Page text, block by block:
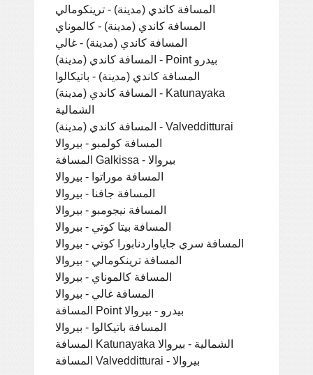
المسافة كاندي (مدينة) - ترينكومالي
المسافة كاندي (مدينة) - كالموناي
المسافة كاندي (مدينة) - غالي
المسافة كاندي (مدينة) - Point بيدرو
المسافة كاندي (مدينة) - باتيكالوا
المسافة كاندي (مدينة) - Katunayaka
الشمالية
المسافة كاندي (مدينة) - Valvedditturai
المسافة كولمبو - بيروالا
المسافة Galkissa - بيروالا
المسافة موراتوا - بيروالا
المسافة جافنا - بيروالا
المسافة نيجومبو - بيروالا
المسافة بيتا كوتي - بيروالا
المسافة سري جاياواردنابورا كوتي - بيروالا
المسافة ترينكومالي - بيروالا
المسافة كالموناي - بيروالا
المسافة غالي - بيروالا
المسافة Point بيدرو - بيروالا
المسافة باتيكالوا - بيروالا
المسافة Katunayaka الشمالية - بيروالا
المسافة Valvedditturai - بيروالا